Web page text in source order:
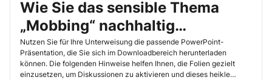
Wie Sie das sensible Thema
„Mobbing“ nachhaltig
unterweisen
Nutzen Sie für Ihre Unterweisung die passende PowerPoint-
Präsentation, die Sie sich im Downloadbereich herunterladen
können. Die folgenden Hinweise helfen Ihnen, die Folien gezielt
einzusetzen, um Diskussionen zu aktivieren und dieses heikle